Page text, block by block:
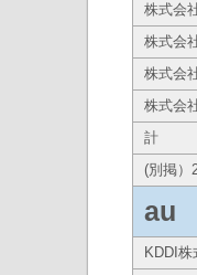
株式会
株式会
株式会
株式会
計
(別掲）
au
KDDI株